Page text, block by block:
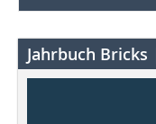
Jahrbuch Bricks